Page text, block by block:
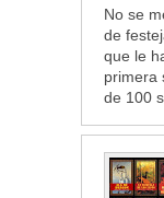
No se
de
que le
primera
de 100